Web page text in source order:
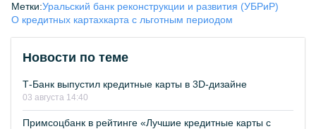
Метки:Уральский банк реконструкции и развития (УБРиР)
О кредитных картахкарта с льготным периодом
Новости по теме
Т-Банк выпустил кредитные карты в 3D-дизайне
03 августа 14:40
Примсоцбанк в рейтинге «Лучшие кредитные карты с